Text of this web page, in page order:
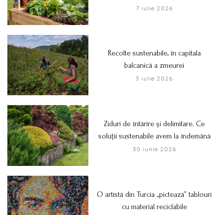
7 iulie 2026
Recolte sustenabile, în capitala
balcanică a zmeurei
3 iulie 2026
Ziduri de întărire și delimitare. Ce
soluții sustenabile avem la îndemână
30 iunie 2026
O artistă din Turcia „pictează” tablouri
cu material reciclabile